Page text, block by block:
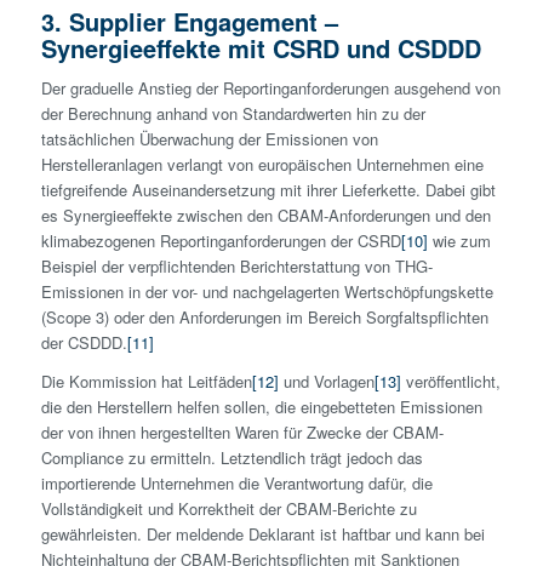
3. Supplier Engagement –
Synergieeffekte mit CSRD und CSDDD
Der graduelle Anstieg der Reportinganforderungen ausgehend von
der Berechnung anhand von Standardwerten hin zu der
tatsächlichen Überwachung der Emissionen von
Herstelleranlagen verlangt von europäischen Unternehmen eine
tiefgreifende Auseinandersetzung mit ihrer Lieferkette. Dabei gibt
es Synergieeffekte zwischen den CBAM-Anforderungen und den
klimabezogenen Reportinganforderungen der CSRD[10] wie zum
Beispiel der verpflichtenden Berichterstattung von THG-
Emissionen in der vor- und nachgelagerten Wertschöpfungskette
(Scope 3) oder den Anforderungen im Bereich Sorgfaltspflichten
der CSDDD.[11]
Die Kommission hat Leitfäden[12] und Vorlagen[13] veröffentlicht,
die den Herstellern helfen sollen, die eingebetteten Emissionen
der von ihnen hergestellten Waren für Zwecke der CBAM-
Compliance zu ermitteln. Letztendlich trägt jedoch das
importierende Unternehmen die Verantwortung dafür, die
Vollständigkeit und Korrektheit der CBAM-Berichte zu
gewährleisten. Der meldende Deklarant ist haftbar und kann bei
Nichteinhaltung der CBAM-Berichtspflichten mit Sanktionen